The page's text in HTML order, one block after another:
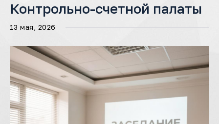
Контрольно-счетной палаты
13 мая, 2026